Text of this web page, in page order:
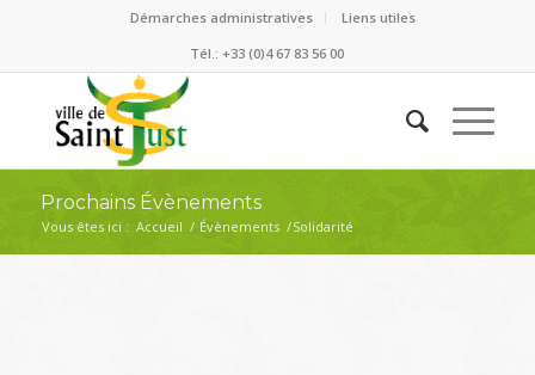
Démarches administratives
Liens utiles
Tél.: +33 (0)4 67 83 56 00
Prochains Évènements
Vous êtes ici : Accueil / Évènements /Solidarité